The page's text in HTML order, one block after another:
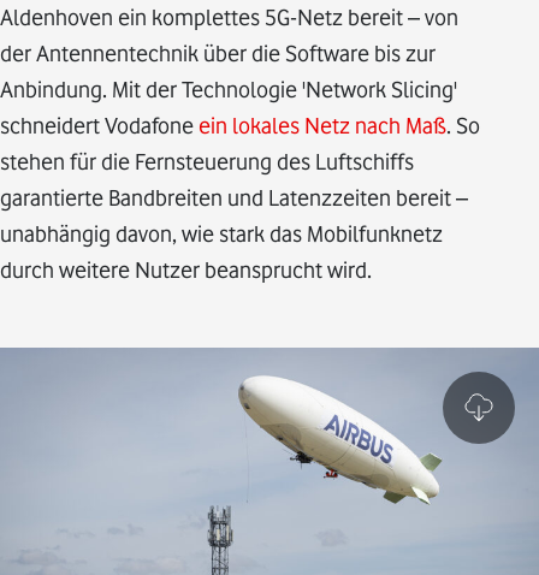
Aldenhoven ein komplettes 5G-Netz bereit – von
der Antennentechnik über die Software bis zur
Anbindung. Mit der Technologie 'Network Slicing'
schneidert Vodafone ein lokales Netz nach Maß. So
stehen für die Fernsteuerung des Luftschiffs
garantierte Bandbreiten und Latenzzeiten bereit –
unabhängig davon, wie stark das Mobilfunknetz
durch weitere Nutzer beansprucht wird.